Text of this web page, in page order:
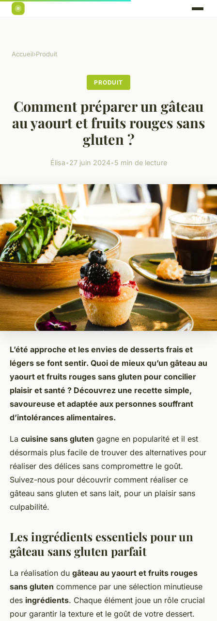
Accueil›Produit
PRODUIT
Comment préparer un gâteau
au yaourt et fruits rouges sans
gluten ?
Élisa•27 juin 2024•5 min de lecture
L’été approche et les envies de desserts frais et
légers se font sentir. Quoi de mieux qu’un gâteau au
yaourt et fruits rouges sans gluten pour concilier
plaisir et santé ? Découvrez une recette simple,
savoureuse et adaptée aux personnes souffrant
d’intolérances alimentaires.
La cuisine sans gluten gagne en popularité et il est
désormais plus facile de trouver des alternatives pour
réaliser des délices sans compromettre le goût.
Suivez-nous pour découvrir comment réaliser ce
gâteau sans gluten et sans lait, pour un plaisir sans
culpabilité.
Les ingrédients essentiels pour un
gâteau sans gluten parfait
La réalisation du gâteau au yaourt et fruits rouges
sans gluten commence par une sélection minutieuse
des ingrédients. Chaque élément joue un rôle crucial
pour garantir la texture et le goût de votre dessert.